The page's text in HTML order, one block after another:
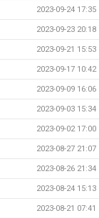
2023-09-24 17:35
2023-09-23 20:18
2023-09-21 15:53
2023-09-17 10:42
2023-09-09 16:06
2023-09-03 15:34
2023-09-02 17:00
2023-08-27 21:07
2023-08-26 21:34
2023-08-24 15:13
2023-08-21 07:41